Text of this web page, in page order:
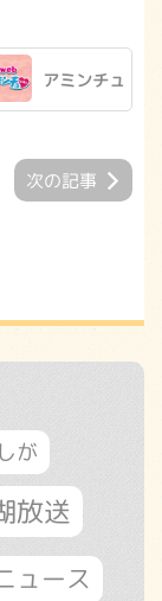
アミンチュ
次の記事
が
放送
ュース